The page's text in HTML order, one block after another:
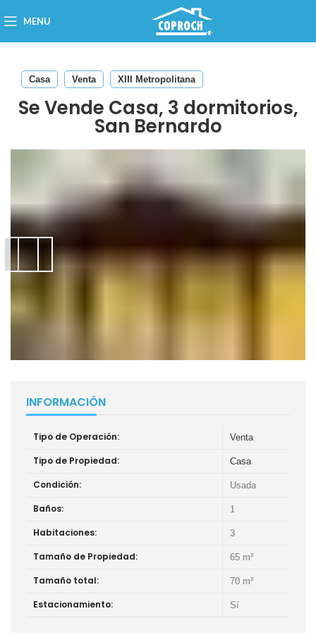
MENU
Casa Venta XIII Metropolitana
Se Vende Casa, 3 dormitorios,
San Bernardo
INFORMACIÓN
Tipo de Operación: Venta
Tipo de Propiedad: Casa
Condición: Usada
Baños: 1
Habitaciones: 3
Tamaño de Propiedad: 65 m²
Tamaño total: 70 m²
Estacionamiento: Sí